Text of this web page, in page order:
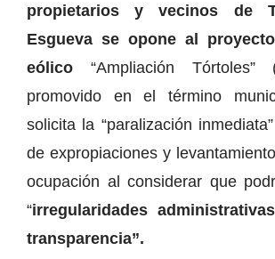
propietarios y vecinos de
Esgueva se opone al
eólico “Ampliación Tórtoles”
promovido en el término
solicita la “paralización
de expropiaciones y
ocupación al considerar que
“irregularidades
transparencia”.